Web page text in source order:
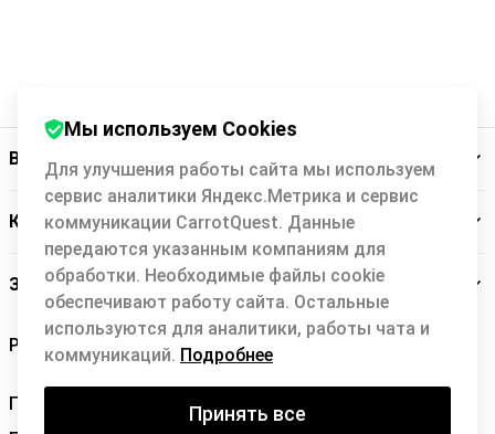
Backit
Кэшбэк-сервис
Заботимся о вас
Правила Backit
Мы используем Cookies
Для улучшения работы сайта мы используем
сервис аналитики Яндекс.Метрика и сервис
коммуникации CarrotQuest. Данные
передаются указанным компаниям для
обработки. Необходимые файлы cookie
обеспечивают работу сайта. Остальные
используются для аналитики, работы чата и
коммуникаций. Подробнее
Принять все